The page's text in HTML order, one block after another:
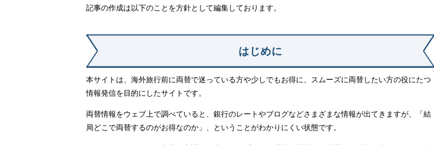
記事の作成は以下のことを方針として編集しております。
はじめに
本サイトは、海外旅行前に両替で迷っている方や少しでもお得に、スムーズに両替したい方の役にたつ
情報発信を目的にしたサイトです。
両替情報をウェブ上で調べていると、銀行のレートやブログなどさまざまな情報が出てきますが、「結
局どこで両替するのがお得なのか」、ということがわかりにくい状態です。